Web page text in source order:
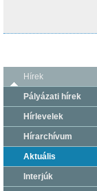
Hírek
Pályázati hírek
Hírlevelek
Hírarchívum
Aktuális
Interjúk